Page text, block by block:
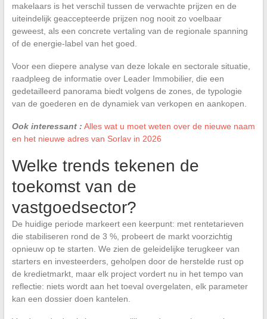
makelaars is het verschil tussen de verwachte prijzen en de
uiteindelijk geaccepteerde prijzen nog nooit zo voelbaar
geweest, als een concrete vertaling van de regionale spanning
of de energie-label van het goed.
Voor een diepere analyse van deze lokale en sectorale situatie,
raadpleeg de informatie over Leader Immobilier, die een
gedetailleerd panorama biedt volgens de zones, de typologie
van de goederen en de dynamiek van verkopen en aankopen.
Ook interessant : Alles wat u moet weten over de nieuwe naam
en het nieuwe adres van Sorlav in 2026
Welke trends tekenen de
toekomst van de
vastgoedsector?
De huidige periode markeert een keerpunt: met rentetarieven
die stabiliseren rond de 3 %, probeert de markt voorzichtig
opnieuw op te starten. We zien de geleidelijke terugkeer van
starters en investeerders, geholpen door de herstelde rust op
de kredietmarkt, maar elk project vordert nu in het tempo van
reflectie: niets wordt aan het toeval overgelaten, elk parameter
kan een dossier doen kantelen.